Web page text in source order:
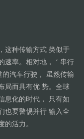
这种传输方式 类似于
速率。相对地， ‘ 串行
汽车行驶， 虽然传输
局而具有优 势。全球
息化的时代， 只有如
也要警惕并行 输入全
活力。